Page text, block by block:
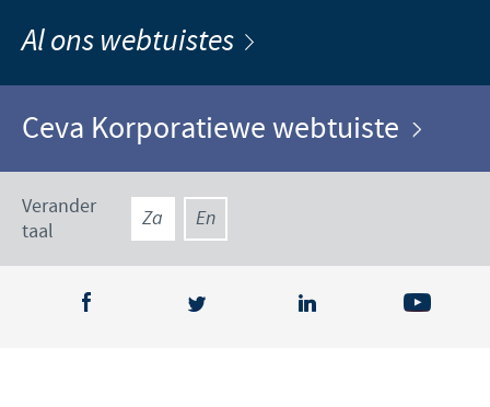
Al ons webtuistes
Ceva Korporatiewe webtuiste
Verander
taal
Za En